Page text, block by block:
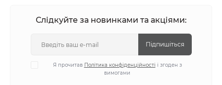
Слідкуйте за новинками та акціями:
Підпишіться
Я прочитав Політика конфіденційності і згоден з
вимогами